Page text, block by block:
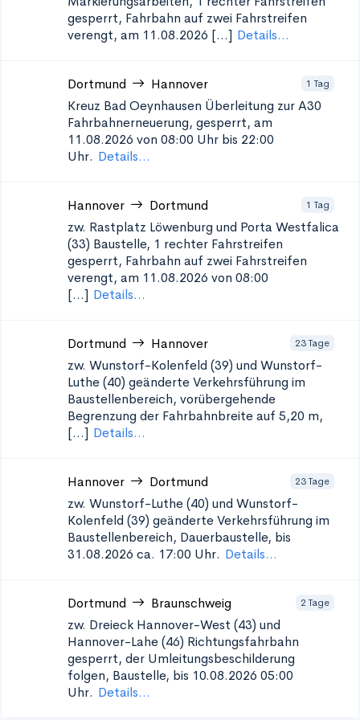
gesperrt, Fahrbahn auf zwei Fahrstreifen
verengt, am 11.08.2026 [...] Details...
Dortmund Hannover 1 Tag
Kreuz Bad Oeynhausen Überleitung zur A30
Fahrbahnerneuerung, gesperrt, am
11.08.2026 von 08:00 Uhr bis 22:00
Uhr. Details...
Hannover Dortmund 1 Tag
zw. Rastplatz Löwenburg und Porta Westfalica
(33) Baustelle, 1 rechter Fahrstreifen
gesperrt, Fahrbahn auf zwei Fahrstreifen
verengt, am 11.08.2026 von 08:00
[...] Details...
Dortmund Hannover 23 Tage
zw. Wunstorf-Kolenfeld (39) und Wunstorf-
Luthe (40) geänderte Verkehrsführung im
Baustellenbereich, vorübergehende
Begrenzung der Fahrbahnbreite auf 5,20 m,
[...] Details...
Hannover Dortmund 23 Tage
zw. Wunstorf-Luthe (40) und Wunstorf-
Kolenfeld (39) geänderte Verkehrsführung im
Baustellenbereich, Dauerbaustelle, bis
31.08.2026 ca. 17:00 Uhr. Details...
Dortmund Braunschweig 2 Tage
zw. Dreieck Hannover-West (43) und
Hannover-Lahe (46) Richtungsfahrbahn
gesperrt, der Umleitungsbeschilderung
folgen, Baustelle, bis 10.08.2026 05:00
Uhr. Details...